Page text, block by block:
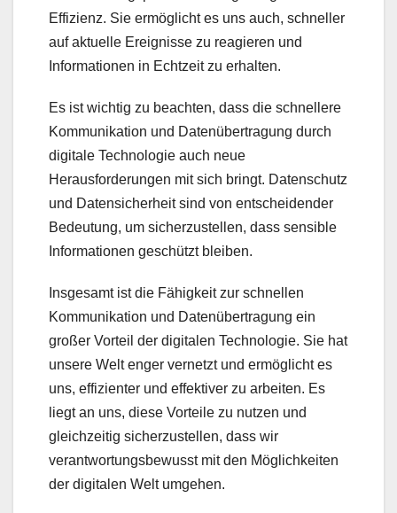
Effizienz. Sie ermöglicht es uns auch, schneller
auf aktuelle Ereignisse zu reagieren und
Informationen in Echtzeit zu erhalten.
Es ist wichtig zu beachten, dass die schnellere
Kommunikation und Datenübertragung durch
digitale Technologie auch neue
Herausforderungen mit sich bringt. Datenschutz
und Datensicherheit sind von entscheidender
Bedeutung, um sicherzustellen, dass sensible
Informationen geschützt bleiben.
Insgesamt ist die Fähigkeit zur schnellen
Kommunikation und Datenübertragung ein
großer Vorteil der digitalen Technologie. Sie hat
unsere Welt enger vernetzt und ermöglicht es
uns, effizienter und effektiver zu arbeiten. Es
liegt an uns, diese Vorteile zu nutzen und
gleichzeitig sicherzustellen, dass wir
verantwortungsbewusst mit den Möglichkeiten
der digitalen Welt umgehen.